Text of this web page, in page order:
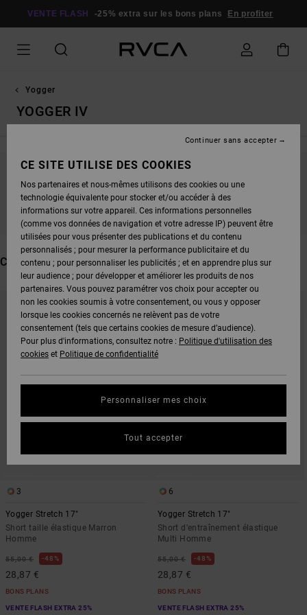
GRILLE
VENTE FLASH -25% extra sur les bons plans En profiter
Yogger
YOGGER IV
NE PARTEZ PAS TROP LOIN, NOS PRODUITS
SERONT BIENTÔT DE RETOUR
CES PRODUITS POURRAIENT VOUS PLAIRE
PASSER
CRITÈRES
FILTRAGE
ALLER
TRIER
3
Yogger Stretch 17"
Short taille élastique Marron
Homme
55,00 € 48%
28,87 €
BONS PLANS
VENTE FLASH EXTRA 25%
6
Yogger Stretch 17"
Short d'entraînement élastique
Multi Homme
55,00 € 48%
28,87 €
BONS PLANS
VENTE FLASH EXTRA 25%
CE SITE UTILISE DES COOKIES
Nos partenaires et nous-mêmes utilisons des cookies ou une
technologie équivalente pour stocker et/ou accéder à des
informations sur votre appareil. Ces informations personnelles
(comme vos données de navigation et votre adresse IP) peuvent être
utilisées pour vous présenter des publications et du contenu
personnalisés ; pour mesurer la performance publicitaire et du
contenu ; pour personnaliser les publicités ; et en apprendre plus sur
leur audience ; pour développer et améliorer les produits de nos
partenaires. Vous pouvez paramétrer vos choix pour accepter ou
non les cookies soumis à votre consentement, ou vous y opposer
lorsque les cookies concernés ne relèvent pas de votre
consentement (tels que certains cookies de mesure d’audience).
Pour plus d'informations, consultez notre : Politique d'utilisation des
cookies et Politique de confidentialité
Personnaliser mes choix
Continuer sans accepter
Tout accepter